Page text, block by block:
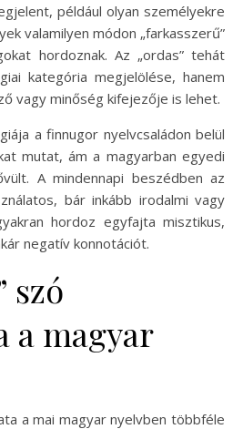
például olyan személyekre
valamilyen módon „farkasszerű”
hordoznak. Az „ordas” tehát
kategória megjelölése, hanem
vagy minőség kifejezője is lehet.
a finnugor nyelvcsaládon belül
mutat, ám a magyarban egyedi
A mindennapi beszédben az
bár inkább irodalmi vagy
hordoz egyfajta misztikus,
negatív konnotációt.
szó
a magyar
a mai magyar nyelvben többféle